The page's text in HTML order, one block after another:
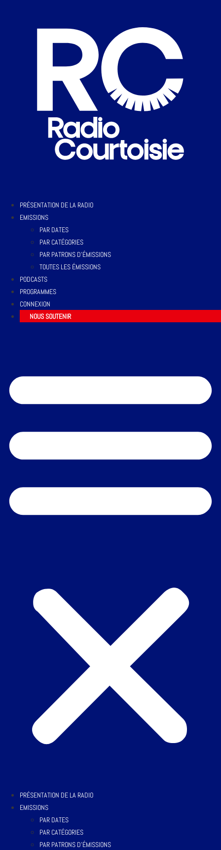
PRÉSENTATION DE LA RADIO
EMISSIONS
PAR DATES
PAR CATÉGORIES
PAR PATRONS D’ÉMISSIONS
TOUTES LES ÉMISSIONS
PODCASTS
PROGRAMMES
CONNEXION
NOUS SOUTENIR
PRÉSENTATION DE LA RADIO
EMISSIONS
PAR DATES
PAR CATÉGORIES
PAR PATRONS D’ÉMISSIONS